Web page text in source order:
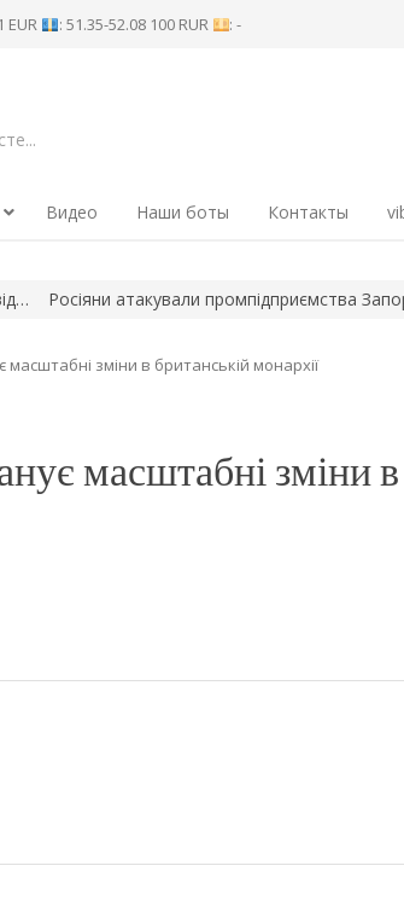
EUR : 51.35-52.08 100 RUR : -
Видео Наши боты Контакты
атакували промпідприємства
зміни в британській монархії
масштабні зміни в